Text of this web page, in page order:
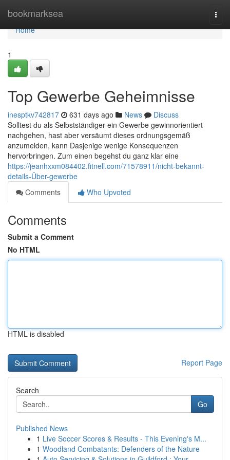
bookmarksea
Home
Home
1
Top Gewerbe Geheimnisse
inesptkv742817 631 days ago News
Discuss
Solltest du als Selbstständiger ein Gewerbe gewinnorientiert
nachgehen, hast aber versäumt dieses ordnungsgemäß
anzumelden, kann Dasjenige wenige Konsequenzen
hervorbringen. Zum einen begehst du ganz klar eine
https://jeanhxxm084402.fitnell.com/71578911/nicht-bekannt-
details-Über-gewerbe
Comments
Who Upvoted
Comments
Submit a Comment
No HTML
HTML is disabled
Report Page
Search
Go
Published News
1 Live Soccer Scores & Results - This Evening's M...
1 Woodland Combatants: Defenders of the Nature